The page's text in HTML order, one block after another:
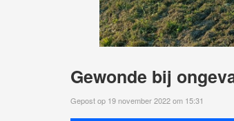
Gewonde bij
Gepost op 19 november 2022 om 15:31